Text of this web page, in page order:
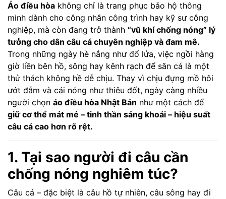
Áo điều hòa không chỉ là trang phục bảo hộ thông
minh dành cho công nhân công trình hay kỹ sư công
nghiệp, mà còn đang trở thành “vũ khí chống nóng” lý
tưởng cho dân câu cá chuyên nghiệp và đam mê.
Trong những ngày hè nắng như đổ lửa, việc ngồi hàng
giờ liền bên hồ, sông hay kênh rạch để săn cá là một
thử thách không hề dễ chịu. Thay vì chịu đựng mồ hôi
ướt đẫm và cái nóng như thiêu đốt, ngày càng nhiều
người chọn áo điều hòa Nhật Bản như một cách để
giữ cơ thể mát mẻ – tinh thần sảng khoái – hiệu suất
câu cá cao hơn rõ rệt.
1. Tại sao người đi câu cần
chống nóng nghiêm túc?
Câu cá – đặc biệt là câu hồ tự nhiên, câu sông hay đi